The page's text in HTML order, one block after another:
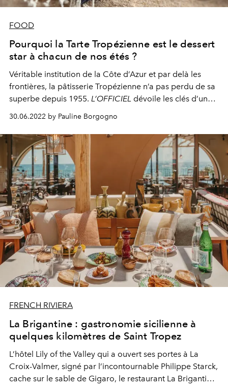
FOOD
Pourquoi la Tarte Tropézienne est le dessert
star à chacun de nos étés ?
Véritable institution de la Côte d’Azur et par delà les
frontières, la pâtisserie Tropézienne n’a pas perdu de sa
superbe depuis 1955. L’OFFICIEL dévoile les clés d’une
30.06.2022 by Pauline Borgogno
FRENCH RIVIERA
La Brigantine : gastronomie sicilienne à
quelques kilomètres de Saint Tropez
L’hôtel Lily of the Valley qui a ouvert ses portes à La
Croix-Valmer, signé par l’incontournable Philippe Starck,
cache sur le sable de Gigaro, le restaurant La Brigantine.